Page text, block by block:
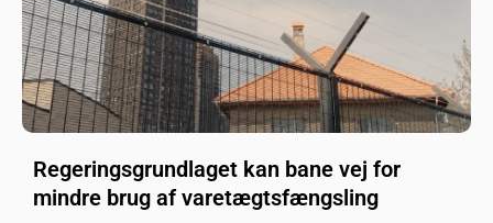
Regeringsgrundlaget kan bane vej for
mindre brug af varetægtsfængsling